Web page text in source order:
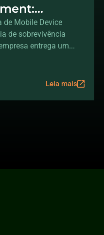
fora do
de Mobile Device
de sobrevivência
entrega um...
Leia mais